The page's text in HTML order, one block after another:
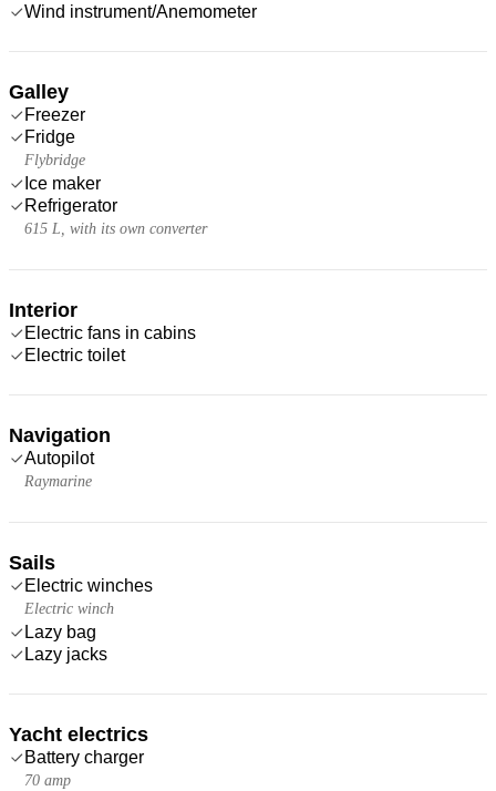
Wind instrument/Anemometer
Galley
Freezer
Fridge
Flybridge
Ice maker
Refrigerator
615 L, with its own converter
Interior
Electric fans in cabins
Electric toilet
Navigation
Autopilot
Raymarine
Sails
Electric winches
Electric winch
Lazy bag
Lazy jacks
Yacht electrics
Battery charger
70 amp